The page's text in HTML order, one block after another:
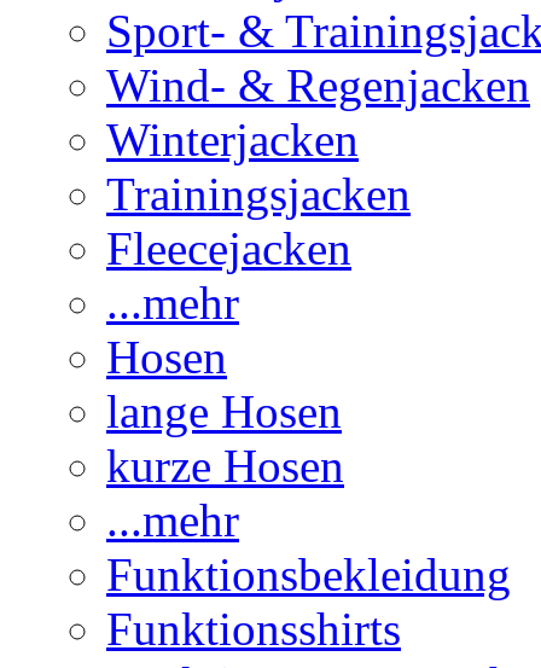
Sport- &
Wind- & Regenjacken
Winterjacken
Trainingsjacken
Fleecejacken
...mehr
Hosen
lange Hosen
kurze Hosen
...mehr
Funktionsbekleidung
Funktionsshirts